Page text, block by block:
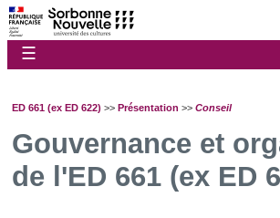
☰
ED 661 (ex ED 622) >> Présentation >> Conseil
Gouvernance et
de l'ED 661 (ex ED